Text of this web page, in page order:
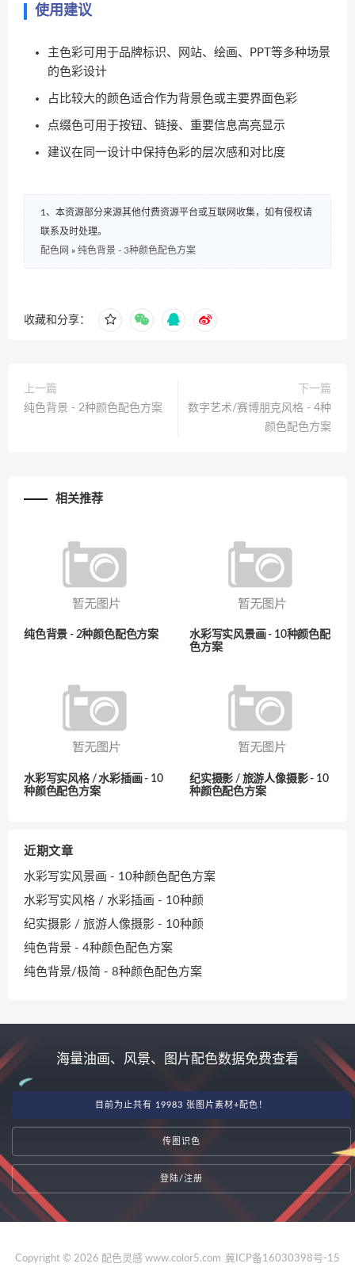
使用建议
主色彩可用于品牌标识、网站、绘画、PPT等多种场景
的色彩设计
占比较大的颜色适合作为背景色或主要界面色彩
点缀色可用于按钮、链接、重要信息高亮显示
建议在同一设计中保持色彩的层次感和对比度
1、本资源部分来源其他付费资源平台或互联网收集，如有侵权请
联系及时处理。
配色网 » 纯色背景 - 3种颜色配色方案
收藏和分享：
上一篇
纯色背景 - 2种颜色配色方案
下一篇
数字艺术/赛博朋克风格 - 4种
颜色配色方案
相关推荐
纯色背景 - 2种颜色配色方案
水彩写实风景画 - 10种颜色配
色方案
水彩写实风格 / 水彩插画 - 10
种颜色配色方案
纪实摄影 / 旅游人像摄影 - 10
种颜色配色方案
近期文章
水彩写实风景画 - 10种颜色配色方案
水彩写实风格 / 水彩插画 - 10种颜
纪实摄影 / 旅游人像摄影 - 10种颜
纯色背景 - 4种颜色配色方案
纯色背景/极简 - 8种颜色配色方案
海量油画、风景、图片配色数据免费查看
目前为止共有 19983 张图片素材+配色！
传图识色
登陆/注册
Copyright © 2026 配色灵感 www.color5.com 冀ICP备16030398号-15